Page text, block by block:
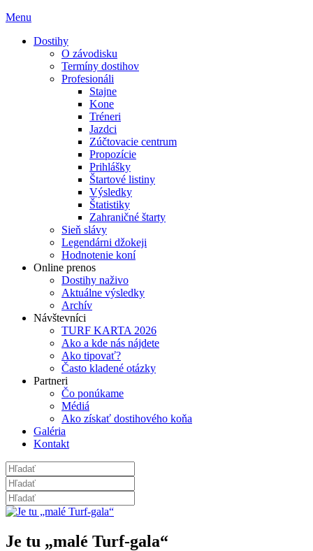
Menu
Dostihy
O závodisku
Termíny dostihov
Profesionáli
Stajne
Kone
Tréneri
Jazdci
Zúčtovacie centrum
Propozície
Prihlášky
Štartové listiny
Výsledky
Štatistiky
Zahraničné štarty
Sieň slávy
Legendárni džokeji
Hodnotenie koní
Online prenos
Dostihy naživo
Aktuálne výsledky
Archív
Návštevníci
TURF KARTA 2026
Ako a kde nás nájdete
Ako tipovať?
Často kladené otázky
Partneri
Čo ponúkame
Médiá
Ako získať dostihového koňa
Galéria
Kontakt
Je tu „malé Turf-gala“